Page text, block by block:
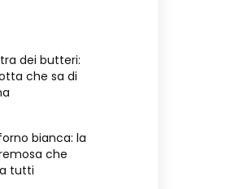
dei butteri:
che sa di
bianca: la
che
tutti